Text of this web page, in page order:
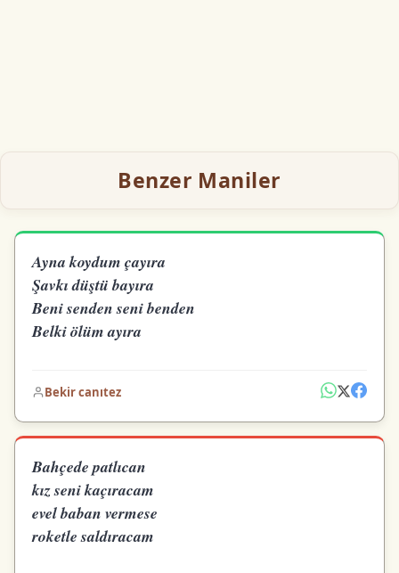
Benzer Maniler
Ayna koydum çayıra
Şavkı düştü bayıra
Beni senden seni benden
Belki ölüm ayıra
Bekir canıtez
Bahçede patlıcan
kız seni kaçıracam
evel baban vermese
roketle saldıracam